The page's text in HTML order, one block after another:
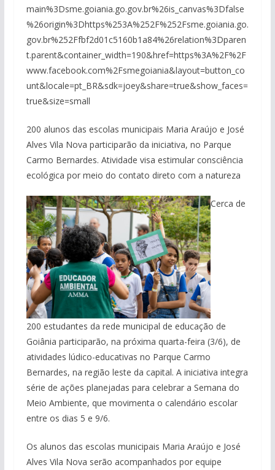
main%3Dsme.goiania.go.gov.br%26is_canvas%3Dfalse
%26origin%3Dhttps%253A%252F%252Fsme.goiania.go.
gov.br%252Ffbf2d01c5160b1a84%26relation%3Dparen
t.parent&container_width=190&href=https%3A%2F%2F
www.facebook.com%2Fsmegoiania&layout=button_co
unt&locale=pt_BR&sdk=joey&share=true&show_faces=
true&size=small
200 alunos das escolas municipais Maria Araújo e José
Alves Vila Nova participarão da iniciativa, no Parque
Carmo Bernardes. Atividade visa estimular consciência
ecológica por meio do contato direto com a natureza
Cerca de
200 estudantes da rede municipal de educação de
Goiânia participarão, na próxima quarta-feira (3/6), de
atividades lúdico-educativas no Parque Carmo
Bernardes, na região leste da capital. A iniciativa integra
série de ações planejadas para celebrar a Semana do
Meio Ambiente, que movimenta o calendário escolar
entre os dias 5 e 9/6.
Os alunos das escolas municipais Maria Araújo e José
Alves Vila Nova serão acompanhados por equipe